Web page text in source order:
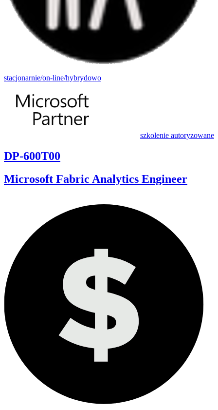
stacjonarnie/on-line/hybrydowo
szkolenie autoryzowane
DP-600T00
Microsoft Fabric Analytics Engineer